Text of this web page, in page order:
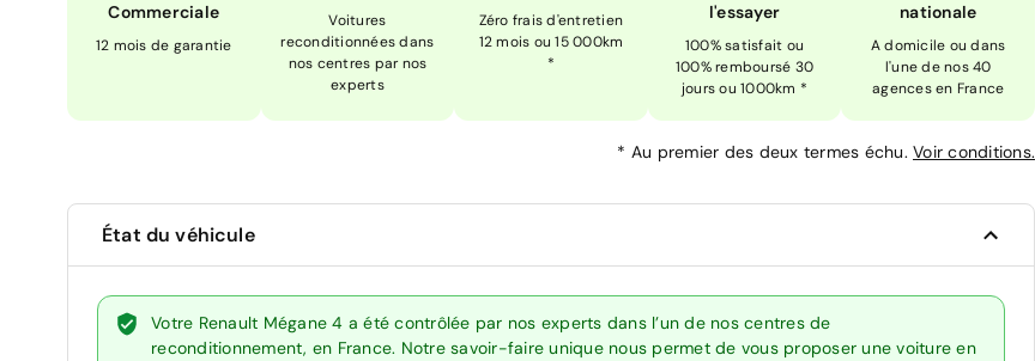
Commerciale
12 mois de garantie
Voitures
reconditionnées dans
nos centres par nos
experts
Zéro frais d'entretien
12 mois ou 15 000km
*
l'essayer
100% satisfait ou
100% remboursé 30
jours ou 1000km *
nationale
A domicile ou dans
l'une de nos 40
agences en France
* Au premier des deux termes échu. Voir conditions.
État du véhicule
Votre Renault Mégane 4 a été contrôlée par nos experts dans l’un de nos centres de
reconditionnement, en France. Notre savoir-faire unique nous permet de vous proposer une voiture en